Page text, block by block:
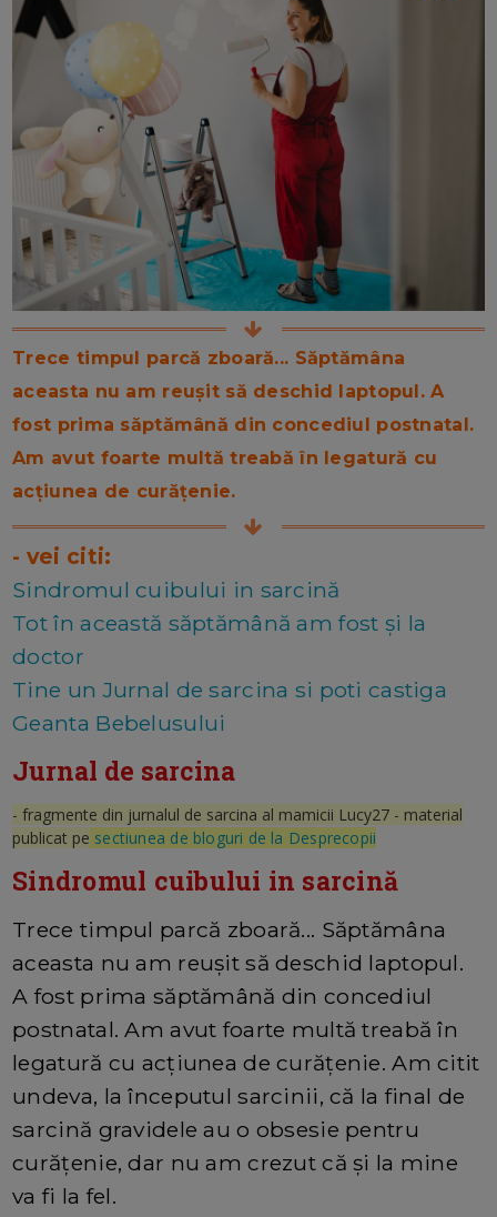
Trece timpul parcă zboară... Săptămâna
aceasta nu am reușit să deschid laptopul. A
fost prima săptămână din concediul postnatal.
Am avut foarte multă treabă în legatură cu
acțiunea de curățenie.
- vei citi:
Sindromul cuibului in sarcină
Tot în această săptămână am fost și la
doctor
Tine un Jurnal de sarcina si poti castiga
Geanta Bebelusului
Jurnal de sarcina
- fragmente din jurnalul de sarcina al mamicii Lucy27 - material
publicat pe sectiunea de bloguri de la Desprecopii
Sindromul cuibului in sarcină
Trece timpul parcă zboară... Săptămâna
aceasta nu am reușit să deschid laptopul.
A fost prima săptămână din concediul
postnatal. Am avut foarte multă treabă în
legatură cu acțiunea de curățenie. Am citit
undeva, la începutul sarcinii, că la final de
sarcină gravidele au o obsesie pentru
curățenie, dar nu am crezut că și la mine
va fi la fel.